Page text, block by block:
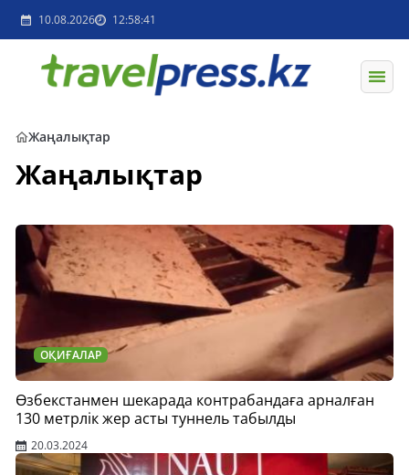
10.08.2026 12:58:41
Жаңалықтар
Жаңалықтар
ОҚИҒАЛАР
Өзбекстанмен шекарада контрабандаға арналған
130 метрлік жер асты туннель табылды
20.03.2024